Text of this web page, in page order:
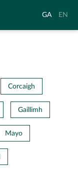
Aistrigh
Gaeilge
GA
to
EN
Corcaigh
Gaillimh
Mayo